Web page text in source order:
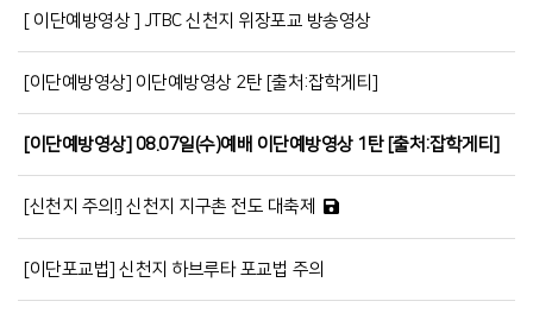
[ 이단예방영상 ] JTBC 신천지 위장포교 방송영상
[이단예방영상] 이단예방영상 2탄 [출처:잡학게티]
[이단예방영상] 08.07일(수)예배 이단예방영상 1탄 [출처:잡학게티]
[신천지 주의!] 신천지 지구촌 전도 대축제
[이단포교법] 신천지 하브루타 포교법 주의